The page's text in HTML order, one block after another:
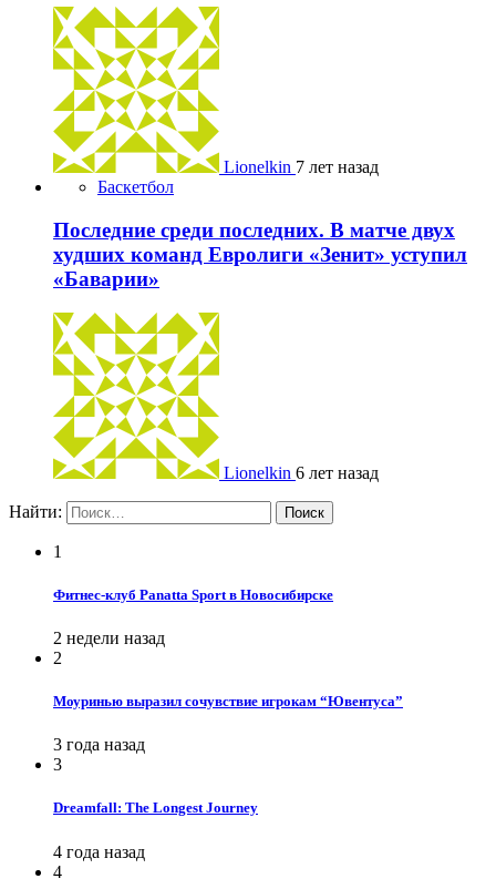
Lionelkin 7 лет назад
Баскетбол
Последние среди последних. В матче двух
худших команд Евролиги «Зенит» уступил
«Баварии»
Lionelkin 6 лет назад
Найти:
1
Фитнес-клуб Panatta Sport в Новосибирске
2 недели назад
2
Моуринью выразил сочувствие игрокам “Ювентуса”
3 года назад
3
Dreamfall: The Longest Journey
4 года назад
4